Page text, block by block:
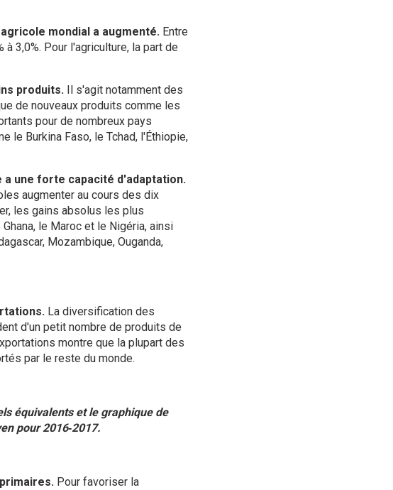
mondial a augmenté. Entre
3,0%. Pour l'agriculture, la part de
produits. Il s'agit notamment des
de nouveaux produits comme les
pour de nombreux pays
le Burkina Faso, le Tchad, l'Éthiopie,
une forte capacité d'adaptation.
augmenter au cours des dix
les gains absolus les plus
le Maroc et le Nigéria, ainsi
Mozambique, Ouganda,
La diversification des
d'un petit nombre de produits de
montre que la plupart des
par le reste du monde.
équivalents et le graphique de
pour 2016‑2017.
Pour favoriser la